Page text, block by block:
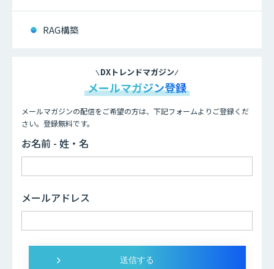
RAG構築
DXトレンドマガジン
メールマガジン登録
メールマガジンの配信をご希望の方は、下記フォームよりご登録くだ
さい。登録無料です。
お名前 - 姓・名
メールアドレス